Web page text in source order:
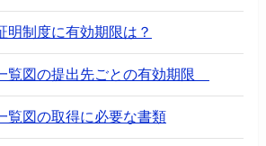
明制度に有効期限は？
覧図の提出先ごとの有効期限
覧図の取得に必要な書類